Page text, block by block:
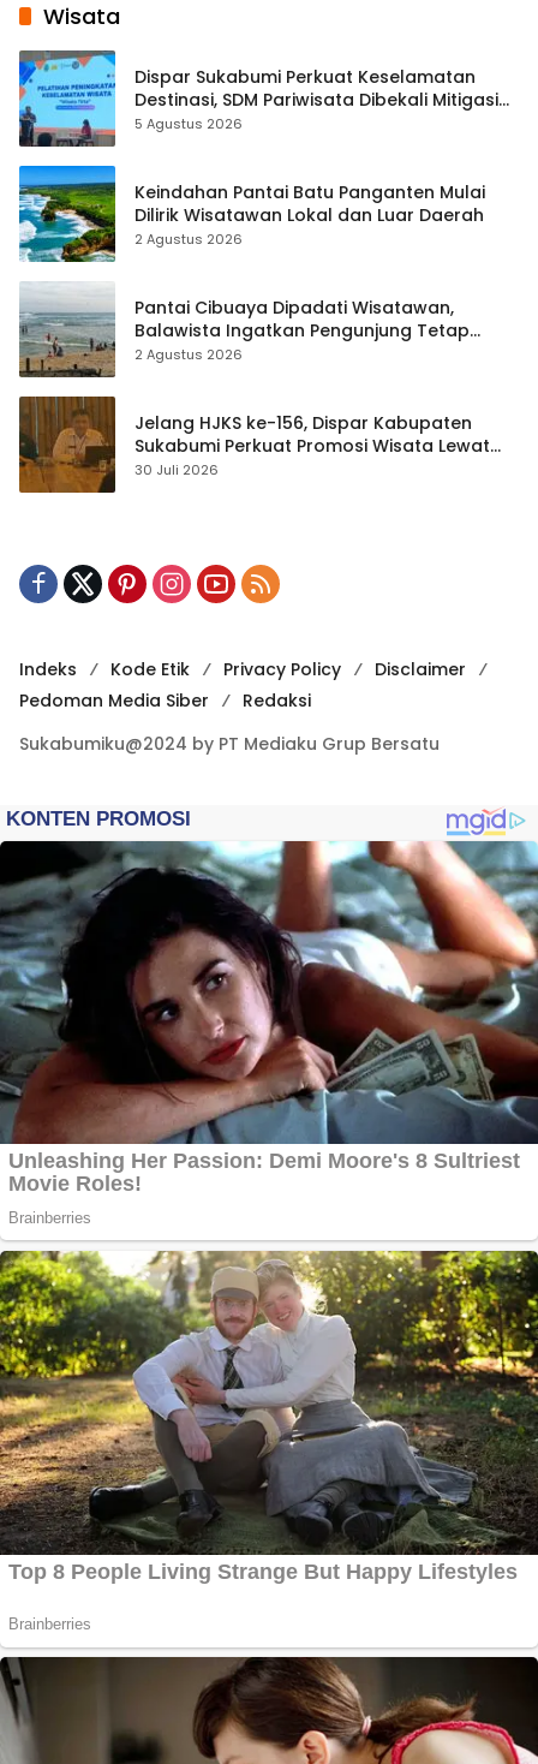
Wisata
Dispar Sukabumi Perkuat Keselamatan
Destinasi, SDM Pariwisata Dibekali Mitigasi
hingga Teknik Evakuasi
5 Agustus 2026
Keindahan Pantai Batu Panganten Mulai
Dilirik Wisatawan Lokal dan Luar Daerah
2 Agustus 2026
Pantai Cibuaya Dipadati Wisatawan,
Balawista Ingatkan Pengunjung Tetap
Waspada
2 Agustus 2026
Jelang HJKS ke-156, Dispar Kabupaten
Sukabumi Perkuat Promosi Wisata Lewat
Publikasi Digital
30 Juli 2026
Indeks Kode Etik Privacy Policy
Disclaimer
Pedoman Media Siber
Redaksi
Sukabumiku@2024 by PT Mediaku Grup Bersatu